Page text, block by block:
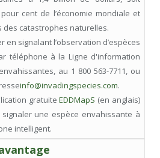
cent de l’économie mondiale et
des catastrophes naturelles.
en signalant l’observation d’espèces
téléphone à la Ligne d'information
au 1 800 563-7711, ou
info@invadingspecies.com.
gratuiteEDDMapS (en anglais)
une espèce envahissante à
intelligent.